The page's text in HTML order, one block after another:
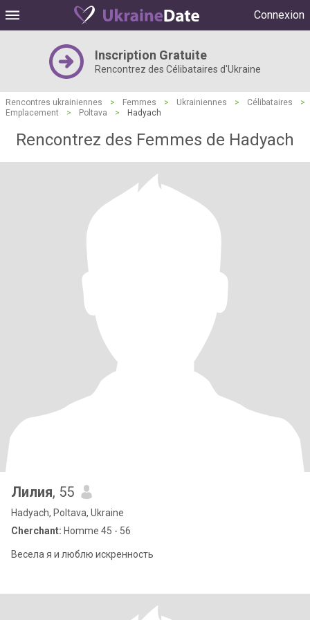
Connexion
Inscription Gratuite
Rencontrez des Célibataires d'Ukraine
Rencontres ukrainiennes > Femmes > Ukrainiennes > Célibataires
>
Emplacement
> Poltava > Hadyach
Rencontrez des Femmes de Hadyach
Лилия, 55
Hadyach, Poltava, Ukraine
Cherchant: Homme 45 - 56
Весела я и люблю искренность